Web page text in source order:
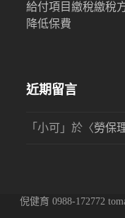
給付項目繳稅繳稅
降低保費
近期留言
「小可 」於〈勞保
倪健育 0988-172772